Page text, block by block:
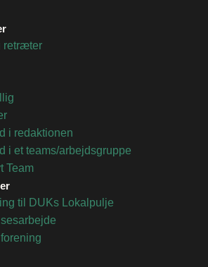
retræter
i redaktionen
i et teams/arbejdsgruppe
Team
til DUKs Lokalpulje